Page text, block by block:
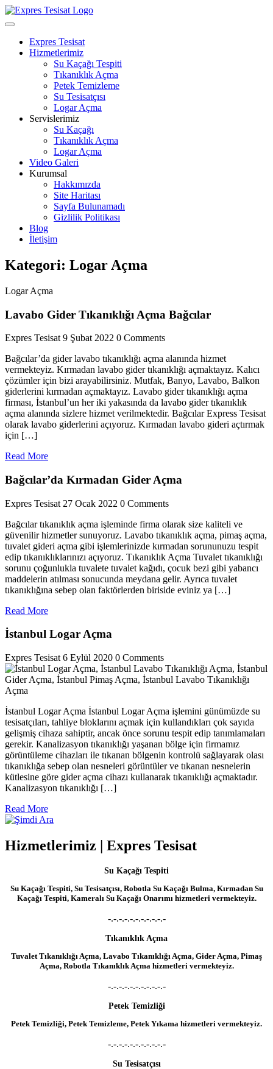
Skip
to
Open
Expres Tesisat
Hizmetlerimiz
Su Kaçağı Tespiti
Tıkanıklık Açma
Petek Temizleme
Su Tesisatçısı
Logar Açma
Servislerimiz
Su Kaçağı
Tıkanıklık Açma
Logar Açma
Video Galeri
Kurumsal
Hakkımızda
Site Haritası
Sayfa Bulunamadı
Gizlilik Politikası
Blog
İletişim
Close
Menu
Kategori: Logar Açma
Logar Açma
Lavabo Gider Tıkanıklığı Açma Bağcılar
Expres Tesisat 9 Şubat 2022 0 Comments
Bağcılar’da gider lavabo tıkanıklığı açma alanında hizmet
vermekteyiz. Kırmadan lavabo gider tıkanıklığı açmaktayız. Kalıcı
çözümler için bizi arayabilirsiniz. Mutfak, Banyo, Lavabo, Balkon
giderlerini kırmadan açmaktayız. Lavabo gider tıkanıklığı açma
firması, İstanbul’un her iki yakasında da lavabo gider tıkanıklık
açma alanında sizlere hizmet verilmektedir. Bağcılar Express Tesisat
olarak lavabo giderlerini açıyoruz. Kırmadan lavabo gideri açtırmak
için […]
Read MoreRead
Bağcılar’da Kırmadan Gider Açma
Expres Tesisat 27 Ocak 2022 0 Comments
Bağcılar tıkanıklık açma işleminde firma olarak size kaliteli ve
güvenilir hizmetler sunuyoruz. Lavabo tıkanıklık açma, pimaş açma,
tuvalet gideri açma gibi işlemlerinizde kırmadan sorununuzu tespit
edip tıkanıklıklarınızı açıyoruz. Tıkanıklık Açma Tuvalet tıkanıklığı
sorunu çoğunlukla tuvalete tuvalet kağıdı, çocuk bezi gibi yabancı
maddelerin atılması sonucunda meydana gelir. Ayrıca tuvalet
tıkanıklığına sebep olan faktörlerden biriside eviniz ya […]
Read MoreRead
İstanbul Logar Açma
Expres Tesisat 6 Eylül 2020 0 Comments
İstanbul Logar Açma İstanbul Logar Açma işlemini günümüzde su
tesisatçıları, tahliye bloklarını açmak için kullandıkları çok sayıda
gelişmiş cihaza sahiptir, ancak önce sorunu tespit edip tanımlamaları
gerekir. Kanalizasyon tıkanıklığı yaşanan bölge için firmamız
görüntüleme cihazları ile tıkanan bölgenin kontrolü sağlayarak olası
tıkanıklığa sebep olan nesneleri görüntüler ve tıkanan nesnelerin
kütlesine göre gider açma cihazı kullanarak tıkanıklığı açmaktadır.
Kanalizasyon tıkanıklığı […]
Read MoreRead
More
Hizmetlerimiz | Expres Tesisat
Su Kaçağı Tespiti
Su Kaçağı Tespiti, Su Tesisatçısı, Robotla Su Kaçağı Bulma, Kırmadan Su
Kaçağı Tespiti, Kameralı Su Kaçağı Onarımı hizmetleri vermekteyiz.
-.-.-.-.-.-.-.-.-.-.-
Tıkanıklık Açma
Tuvalet Tıkanıklığı Açma, Lavabo Tıkanıklığı Açma, Gider Açma, Pimaş
Açma, Robotla Tıkanıklık Açma hizmetleri vermekteyiz.
-.-.-.-.-.-.-.-.-.-.-
Petek Temizliği
Petek Temizliği, Petek Temizleme, Petek Yıkama hizmetleri vermekteyiz.
-.-.-.-.-.-.-.-.-.-.-
Su Tesisatçısı